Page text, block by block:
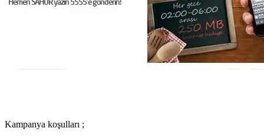
Kampanya koşulları ;